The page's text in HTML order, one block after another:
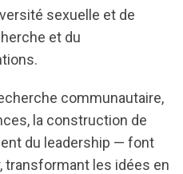
sexuelle et de
et du
communautaire,
la construction de
du leadership — font
transformant les idées en